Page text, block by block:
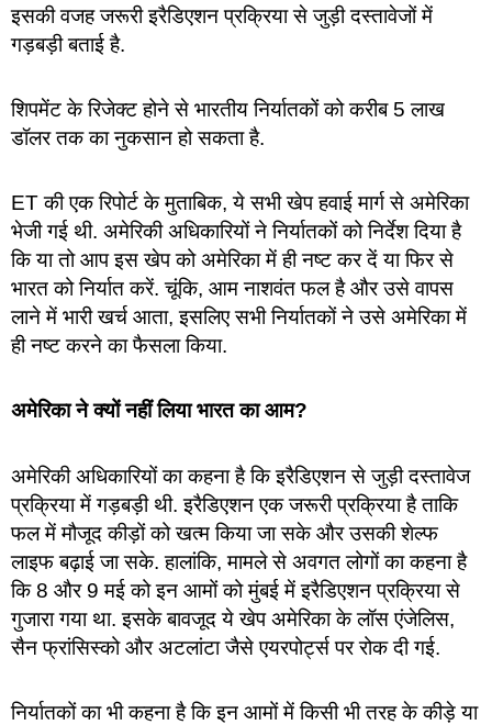
इसकी वजह जरूरी इरैडिएशन प्रक्रिया से जुड़ी दस्तावेजों में
गड़बड़ी बताई है.
शिपमेंट के रिजेक्ट होने से भारतीय निर्यातकों को करीब 5 लाख
डॉलर तक का नुकसान हो सकता है.
ET की एक रिपोर्ट के मुताबिक, ये सभी खेप हवाई मार्ग से अमेरिका
भेजी गई थी. अमेरिकी अधिकारियों ने निर्यातकों को निर्देश दिया है
कि या तो आप इस खेप को अमेरिका में ही नष्ट कर दें या फिर से
भारत को निर्यात करें. चूंकि, आम नाशवंत फल है और उसे वापस
लाने में भारी खर्च आता, इसलिए सभी निर्यातकों ने उसे अमेरिका में
ही नष्ट करने का फैसला किया.
अमेरिका ने क्यों नहीं लिया भारत का आम?
अमेरिकी अधिकारियों का कहना है कि इरैडिएशन से जुड़ी दस्तावेज
प्रक्रिया में गड़बड़ी थी. इरैडिएशन एक जरूरी प्रक्रिया है ताकि
फल में मौजूद कीड़ों को खत्म किया जा सके और उसकी शेल्फ
लाइफ बढ़ाई जा सके. हालांकि, मामले से अवगत लोगों का कहना है
कि 8 और 9 मई को इन आमों को मुंबई में इरैडिएशन प्रक्रिया से
गुजारा गया था. इसके बावजूद ये खेप अमेरिका के लॉस एंजेलिस,
सैन फ्रांसिस्को और अटलांटा जैसे एयरपोर्ट्स पर रोक दी गई.
निर्यातकों का भी कहना है कि इन आमों में किसी भी तरह के कीड़े या